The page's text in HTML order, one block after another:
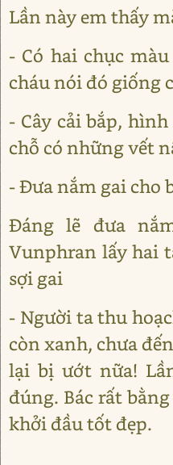
Lần này em thấy
- Có hai chục
cháu nói đó giống
- Cây cải bắp,
chỗ có những vết
- Đưa nắm gai cho
Đáng lẽ đưa
Vunphran lấy hai
sợi gai
- Người ta thu
còn xanh, chưa
lại bị ướt nữa!
đúng. Bác rất
khởi đầu tốt đẹp.